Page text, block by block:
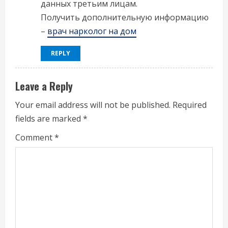
данных третьим лицам.
Получить дополнительную информацию
– врач нарколог на дом
REPLY
Leave a Reply
Your email address will not be published. Required
fields are marked *
Comment*